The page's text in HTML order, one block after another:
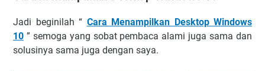
Jadi beginilah “ Cara Menampilkan Desktop Windows
10 ” semoga yang sobat pembaca alami juga sama dan
solusinya sama juga dengan saya.